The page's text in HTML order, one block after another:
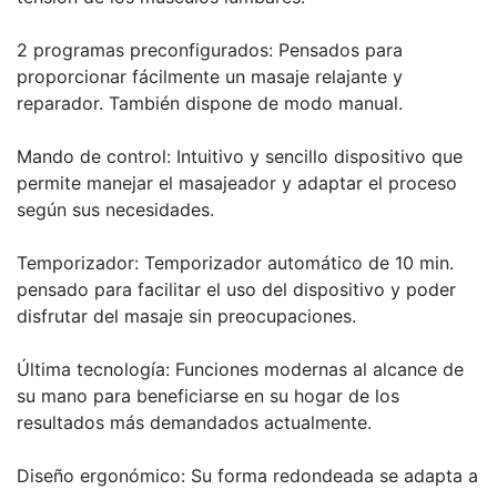
2 programas preconfigurados: Pensados para
proporcionar fácilmente un masaje relajante y
reparador. También dispone de modo manual.
Mando de control: Intuitivo y sencillo dispositivo que
permite manejar el masajeador y adaptar el proceso
según sus necesidades.
Temporizador: Temporizador automático de 10 min.
pensado para facilitar el uso del dispositivo y poder
disfrutar del masaje sin preocupaciones.
Última tecnología: Funciones modernas al alcance de
su mano para beneficiarse en su hogar de los
resultados más demandados actualmente.
Diseño ergonómico: Su forma redondeada se adapta a